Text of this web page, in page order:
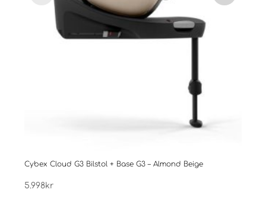
Cybex Cloud G3 Bilstol + Base G3 – Almond Beige
5.998kr